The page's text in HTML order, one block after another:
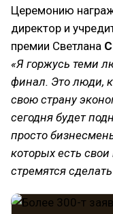
Церемонию
директор и
премии Светлана
«Я горжусь теми
финал. Это люди,
свою страну
сегодня будет
просто
которых есть
стремятся